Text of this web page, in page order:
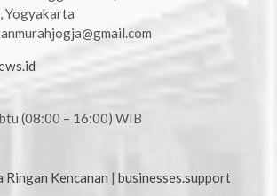
Yogyakarta
(08:00 – 16:00) WIB
Ringan Kencanan | businesses.support